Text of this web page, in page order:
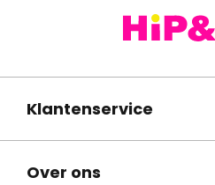
Klantenservice
Over ons